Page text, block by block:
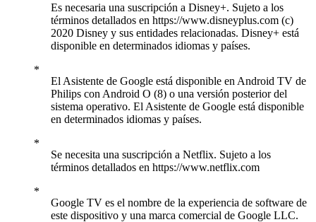
Es necesaria una suscripción a Disney+. Sujeto a los
términos detallados en https://www.disneyplus.com (c)
2020 Disney y sus entidades relacionadas. Disney+ está
disponible en determinados idiomas y países.
El Asistente de Google está disponible en Android TV de
Philips con Android O (8) o una versión posterior del
sistema operativo. El Asistente de Google está disponible
en determinados idiomas y países.
Se necesita una suscripción a Netflix. Sujeto a los
términos detallados en https://www.netflix.com
Google TV es el nombre de la experiencia de software de
este dispositivo y una marca comercial de Google LLC.